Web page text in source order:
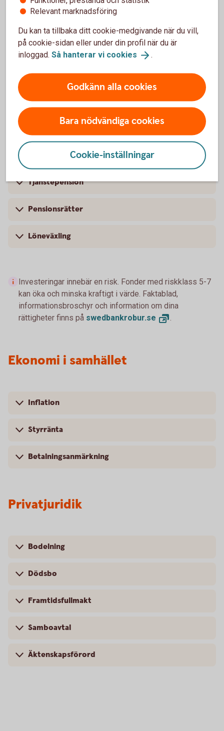
Sparhorisont
Sparkonto
Pension
Premiepension
Tjänstepension
Pensionsrätter
Löneväxling
Investeringar innebär en risk. Fonder med riskklass 5-7
kan öka och minska kraftigt i värde. Faktablad,
informationsbroschyr och information om dina
rättigheter finns på swedbankrobur.se .
Ekonomi i samhället
Inflation
Styrränta
Betalningsanmärkning
Privatjuridik
Bodelning
Dödsbo
Framtidsfullmakt
Samboavtal
Äktenskapsförord
Relevant marknadsföring
Du kan ta tillbaka ditt cookie-medgivande när du vill,
på cookie-sidan eller under din profil när du är
inloggad. Så hanterar vi cookies .
Godkänn alla cookies
Bara nödvändiga cookies
Cookie-inställningar